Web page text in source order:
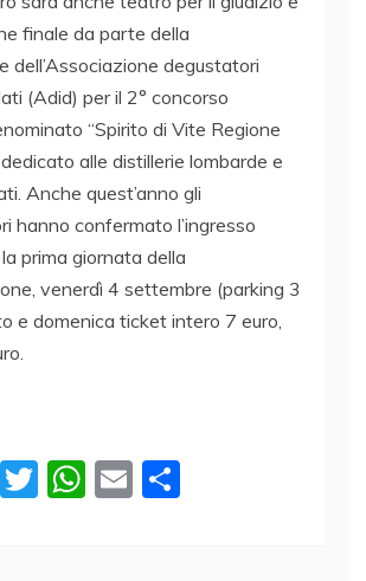
finale da parte della
dell’Associazione degustatori
(Adid) per il 2° concorso
“Spirito di Vite Regione
alle distillerie lombarde e
Anche quest’anno gli
hanno confermato l’ingresso
prima giornata della
venerdì 4 settembre (parking 3
e domenica ticket intero 7 euro,
Li T
W E